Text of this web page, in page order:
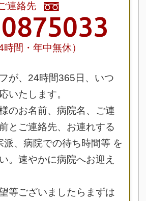
連絡先
時間・年中無休）
が、24時間365日、いつ
いたします。
のお名前、病院名、ご連
とご連絡先、お連れする
派、病院での待ち時間等 を
。速やかに病院へお迎え
等ございましたらまずは